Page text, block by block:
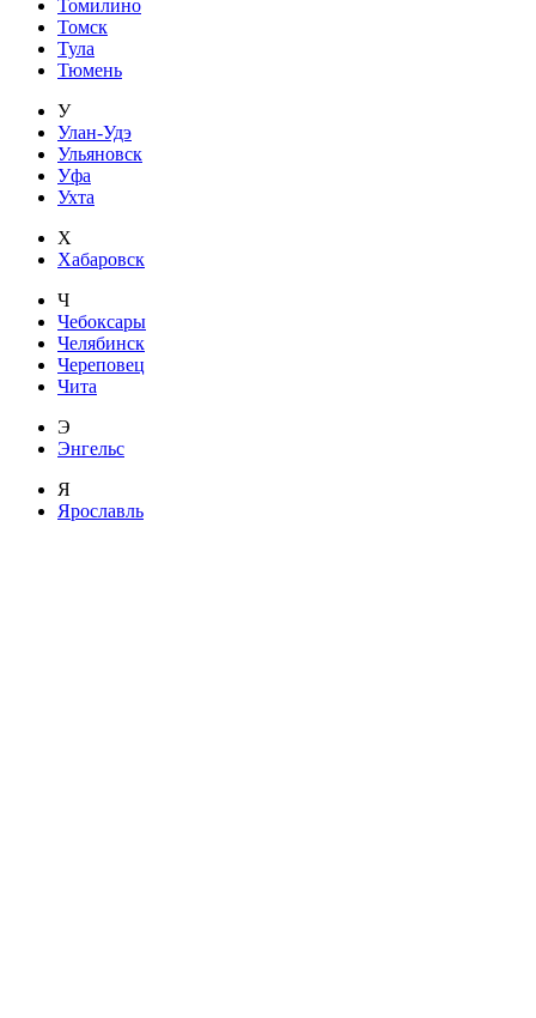
Томилино
Томск
Тула
Тюмень
У
Улан-Удэ
Ульяновск
Уфа
Ухта
Х
Хабаровск
Ч
Чебоксары
Челябинск
Череповец
Чита
Э
Энгельс
Я
Ярославль